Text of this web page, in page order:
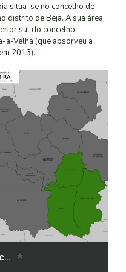
situa-se no concelho de
distrito de Beja. A sua área
sul do concelho:
a-Velha (que absorveu a
2013).